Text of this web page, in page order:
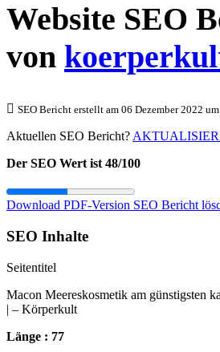
Website SEO
von
SEO Bericht erstellt am 06 Dezember 2022
Aktuellen SEO Bericht?
Der SEO Wert ist 48/100
Download PDF-Version SEO Bericht
SEO Inhalte
Seitentitel
Macon Meereskosmetik am günstigsten
| – Körperkult
Länge : 77